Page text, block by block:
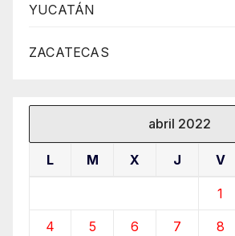
YUCATÁN
ZACATECAS
abril 2022
L M X J V
1
4 5 6 7 8